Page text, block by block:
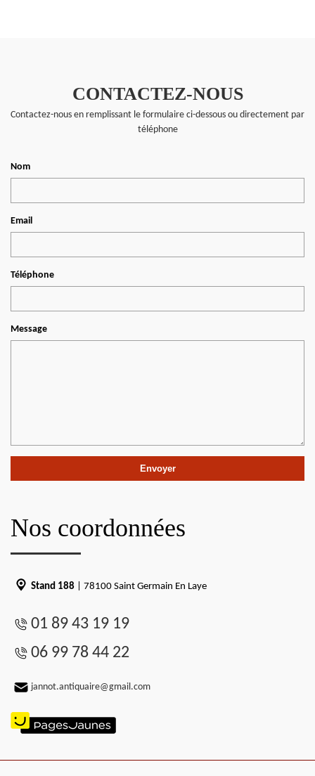
CONTACTEZ-NOUS
Contactez-nous en remplissant le formulaire ci-dessous ou directement par
téléphone
Nom
Email
Téléphone
Message
Nos coordonnées
Stand 188 | 78100 Saint Germain En Laye
01 89 43 19 19
06 99 78 44 22
jannot.antiquaire@gmail.com